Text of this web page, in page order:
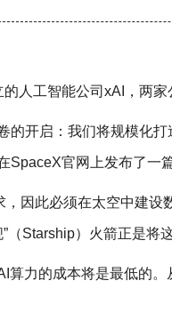
人工智能公司xAI，两家
的开启：我们将规模化
官网上发布了一
，因此必须在太空中建
Starship）火箭正是将
算力的成本将是最低的